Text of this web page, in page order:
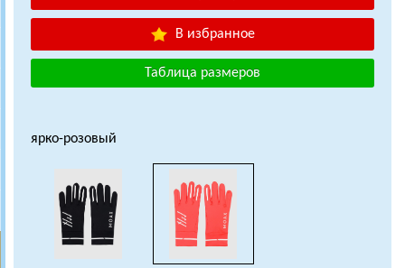
В избранное
Таблица размеров
ярко-розовый